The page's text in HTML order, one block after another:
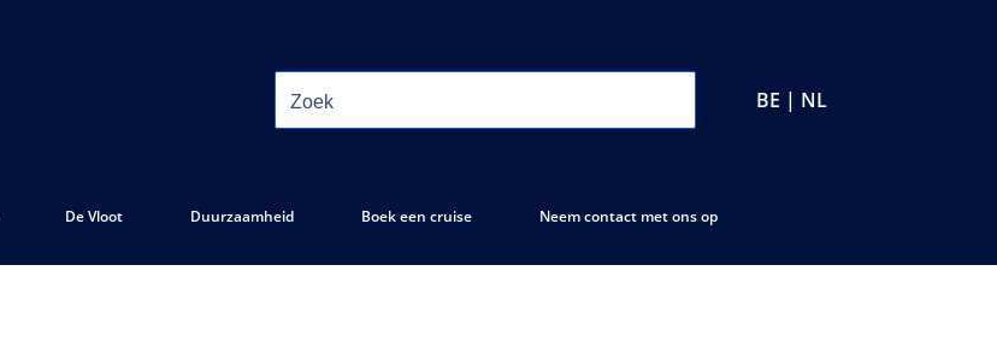
BE | NL
De Vloot Duurzaamheid Boek een cruise Neem contact met ons op